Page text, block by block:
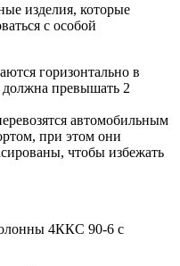
изделия, которые
с особой
горизонтально в
должна превышать 2
автомобильным
при этом они
чтобы избежать
4ККС 90-6 с